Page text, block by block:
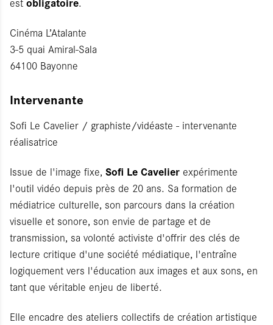
Cinéma L’Atalante
3-5 quai Amiral-Sala
64100 Bayonne
Intervenante
Sofi Le Cavelier / graphiste/vidéaste - intervenante
réalisatrice
Issue de l'image fixe, Sofi Le Cavelier expérimente
l'outil vidéo depuis près de 20 ans. Sa formation de
médiatrice culturelle, son parcours dans la création
visuelle et sonore, son envie de partage et de
transmission, sa volonté activiste d'offrir des clés de
lecture critique d'une société médiatique, l'entraîne
logiquement vers l'éducation aux images et aux sons, en
tant que véritable enjeu de liberté.
Elle encadre des ateliers collectifs de création artistique